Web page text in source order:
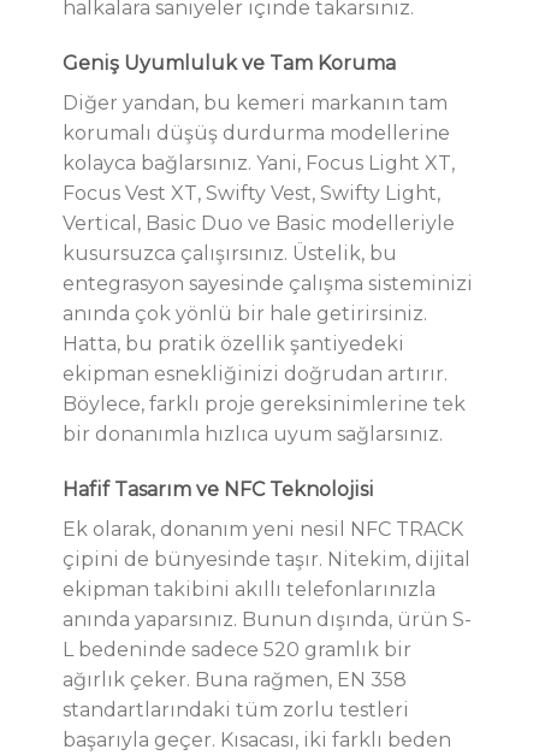
halkalara saniyeler içinde takarsınız.
Geniş Uyumluluk ve Tam Koruma
Diğer yandan, bu kemeri markanın tam
korumalı düşüş durdurma modellerine
kolayca bağlarsınız. Yani, Focus Light XT,
Focus Vest XT, Swifty Vest, Swifty Light,
Vertical, Basic Duo ve Basic modelleriyle
kusursuzca çalışırsınız. Üstelik, bu
entegrasyon sayesinde çalışma sisteminizi
anında çok yönlü bir hale getirirsiniz.
Hatta, bu pratik özellik şantiyedeki
ekipman esnekliğinizi doğrudan artırır.
Böylece, farklı proje gereksinimlerine tek
bir donanımla hızlıca uyum sağlarsınız.
Hafif Tasarım ve NFC Teknolojisi
Ek olarak, donanım yeni nesil NFC TRACK
çipini de bünyesinde taşır. Nitekim, dijital
ekipman takibini akıllı telefonlarınızla
anında yaparsınız. Bunun dışında, ürün S-
L bedeninde sadece 520 gramlık bir
ağırlık çeker. Buna rağmen, EN 358
standartlarındaki tüm zorlu testleri
başarıyla geçer. Kısacası, iki farklı beden